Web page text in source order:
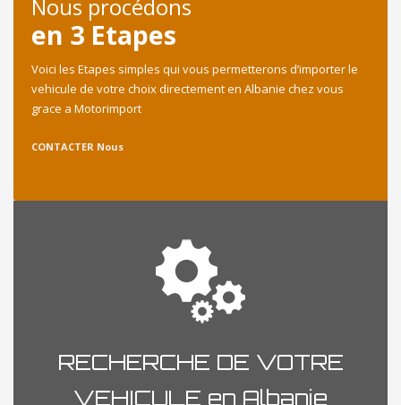
Nous procédons
en 3 Etapes
Voici les Etapes simples qui vous permetterons d’importer le
vehicule de votre choix directement en Albanie chez vous
grace a Motorimport
CONTACTER Nous
RECHERCHE DE VOTRE
VEHICULE en Albanie